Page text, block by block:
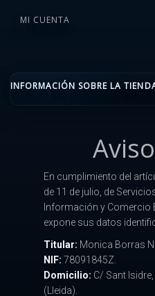
MI CUENTA
INFORMACIÓN SOBRE LA
En cumplimiento del
de 11 de julio, de
Información y Comercio
expone sus datos
Titular: Monica Borras
NIF: 78091845Z.
Domicilio: C/ Sant
(Lleida).